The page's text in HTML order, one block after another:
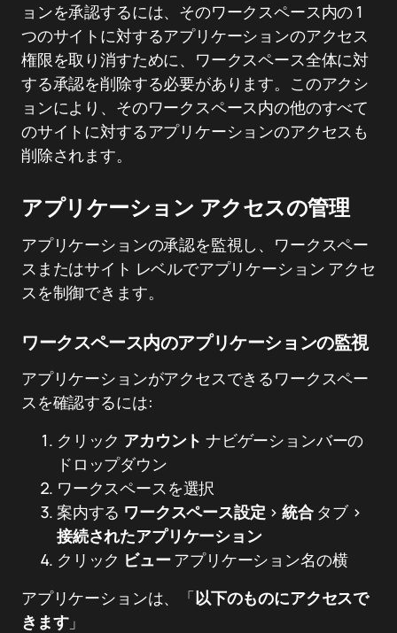
ョンを承認するには、そのワークスペース内の 1
つのサイトに対するアプリケーションのアクセス
権限を取り消すために、ワークスペース全体に対
する承認を削除する必要があります。このアクシ
ョンにより、そのワークスペース内の他のすべて
のサイトに対するアプリケーションのアクセスも
削除されます。
アプリケーション アクセスの管理
アプリケーションの承認を監視し、ワークスペー
スまたはサイト レベルでアプリケーション アクセ
スを制御できます。
ワークスペース内のアプリケーションの監視
アプリケーションがアクセスできるワークスペー
スを確認するには:
クリック アカウント ナビゲーションバーの
ドロップダウン
ワークスペースを選択
案内する ワークスペース設定 > 統合タブ >
接続されたアプリケーション
クリック ビューアプリケーション名の横
アプリケーションは、「以下のものにアクセスで
きます」